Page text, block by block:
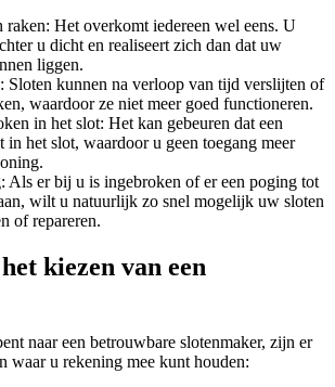
raken: Het overkomt iedereen wel eens. U
u dicht en realiseert zich dan dat uw
liggen.
Sloten kunnen na verloop van tijd verslijten of
waardoor ze niet meer goed functioneren.
in het slot: Het kan gebeuren dat een
in het slot, waardoor u geen toegang meer
Als er bij u is ingebroken of er een poging tot
wilt u natuurlijk zo snel mogelijk uw sloten
of repareren.
kiezen van een
naar een betrouwbare slotenmaker, zijn er
waar u rekening mee kunt houden: